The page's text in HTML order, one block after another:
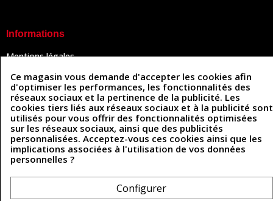
Informations
Mentions légales
Politique de confidentialité
Politique des cookies
Contactez-nous
Coordonnées
493 Chemin de Catougnac
contact@cuirenstock.com
Ce magasin vous demande d'accepter les cookies afin
d'optimiser les performances, les fonctionnalités des
réseaux sociaux et la pertinence de la publicité. Les
cookies tiers liés aux réseaux sociaux et à la publicité sont
utilisés pour vous offrir des fonctionnalités optimisées
sur les réseaux sociaux, ainsi que des publicités
personnalisées. Acceptez-vous ces cookies ainsi que les
implications associées à l'utilisation de vos données
personnelles ?
Configurer